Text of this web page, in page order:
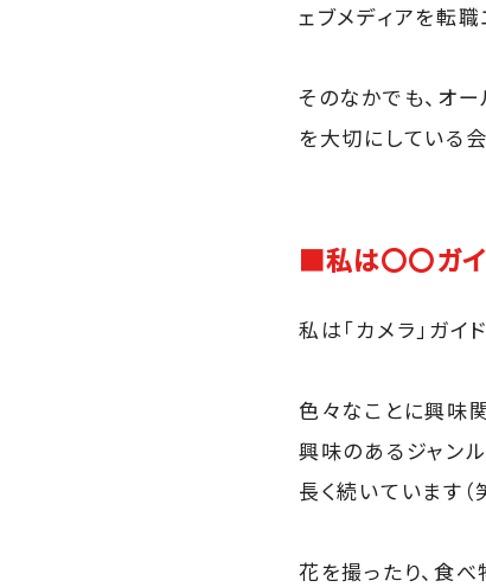
ェブメディアを転
そのなかでも、オ
を大切にしている
■私は〇〇ガイ
私は「カメラ」ガイ
色々なことに興味
興味のあるジャン
長く続いています（
花を撮ったり、食べ